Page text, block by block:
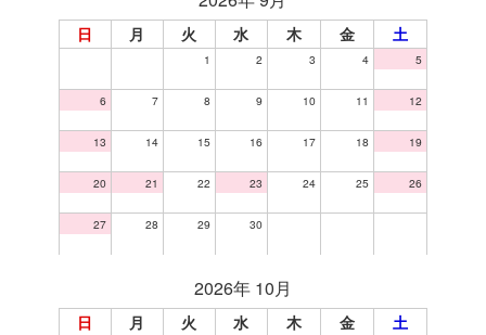
日 月 火 水 木 金 土
1 2 3 4 5
6 7 8 9 10 11 12
13 14 15 16 17 18 19
20 21 22 23 24 25 26
27 28 29 30
2026年 10月
日 月 火 水 木 金 土